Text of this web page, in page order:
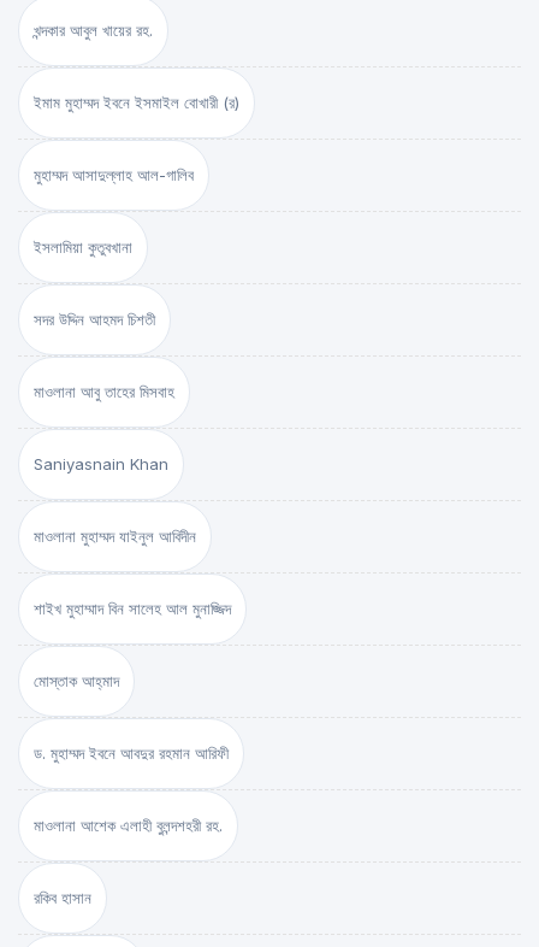
খন্দকার আবুল খায়ের রহ.
ইমাম মুহাম্মদ ইবনে ইসমাইল বোখারী (র)
মুহাম্মদ আসাদুল্লাহ আল-গালিব
ইসলামিয়া কুতুবখানা
সদর উদ্দিন আহমদ চিশতী
মাওলানা আবু তাহের মিসবাহ
Saniyasnain Khan
মাওলানা মুহাম্মদ যাইনুল আবিদীন
শাইখ মুহাম্মাদ বিন সালেহ আল মুনাজ্জিদ
মোস্তাক আহ্‌মাদ
ড. মুহাম্মদ ইবনে আবদুর রহমান আরিফী
মাওলানা আশেক এলাহী বুলন্দশহরী রহ.
রকিব হাসান